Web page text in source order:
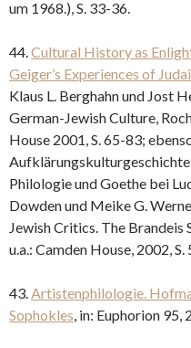
um 1968.), S. 33-36.
44.Cultural History as
Geiger’s Experiences of
Klaus L. Berghahn und Jost
German-Jewish Culture,
House 2001, S. 65-83;
Philologie und Goethe bei
Dowden und Meike G.
Jewish Critics. The Brandeis
u.a.: Camden House, 2002, S.
43.Artistenphilologie.
Sophokles, in: Euphorion 95,